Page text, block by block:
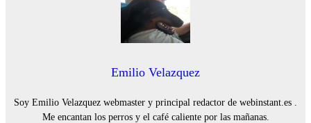
Emilio Velazquez
Soy Emilio Velazquez webmaster y principal redactor de webinstant.es .
Me encantan los perros y el café caliente por las mañanas.